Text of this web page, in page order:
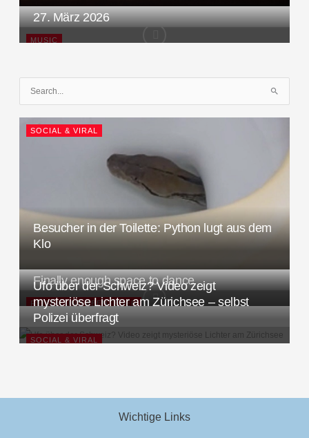
MUSIC
27. März 2026
c
c
SOCIAL & VIRAL
Besucher in der Toilette: Python lugt aus dem
Klo
REISEN UND ABENTEUER
Finally enough space to dance
SOCIAL & VIRAL
Ufo über der Schweiz? Video zeigt
mysteriöse Lichter am Zürichsee – selbst
Polizei überfragt
Wichtige Links